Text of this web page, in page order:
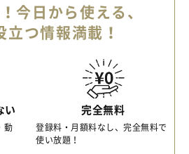
今日から使える、
立つ情報満載！
い
動
完全無料
登録料・月額料なし、完全無料で
使い放題！